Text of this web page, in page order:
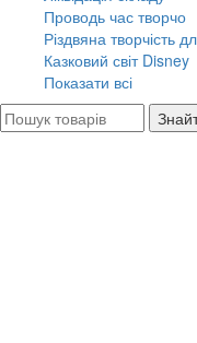
Проводь час творчо
Різдвяна творчість
Казковий світ Disney
Показати всі